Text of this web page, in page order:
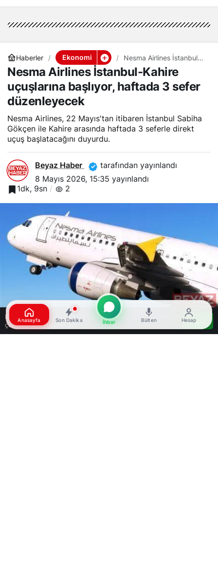
Haberler Ekonomi
Nesma Airlines İstanbul-
Kahire uçuşlarına başlıyor,
haftada 3 sefer
düzenleyecek
Nesma Airlines İstanbul-Kahire
uçuşlarına başlıyor, haftada 3 sefer
düzenleyecek
Nesma Airlines, 22 Mayıs'tan itibaren İstanbul Sabiha
Gökçen ile Kahire arasında haftada 3 seferle direkt
uçuş başlatacağını duyurdu.
Beyaz Haber
tarafından yayınlandı
8 Mayıs 2026, 15:35 yayınlandı
1dk, 9sn
2
Bu web sitesinde en iyi deneyimi yaşamanızı sağlamak için
çerezler kullanılmaktadır.
Kabul
Anasayfa Son Dakika İhbar Bülten Hesap